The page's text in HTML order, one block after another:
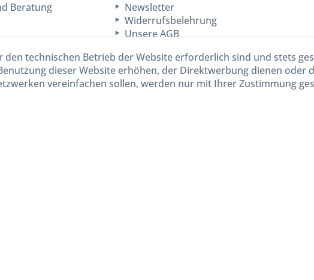
Beratung
Newsletter
Widerrufsbelehrung
Unsere AGB
den technischen Betrieb der Website erforderlich sind und stets
dieser Website erhöhen, der Direktwerbung dienen oder
vereinfachen sollen, werden nur mit Ihrer Zustimmung